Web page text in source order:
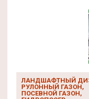
ЛАНДШАФТНЫЙ
РУЛОННЫЙ ГАЗОН,
ПОСЕВНОЙ ГАЗОН,